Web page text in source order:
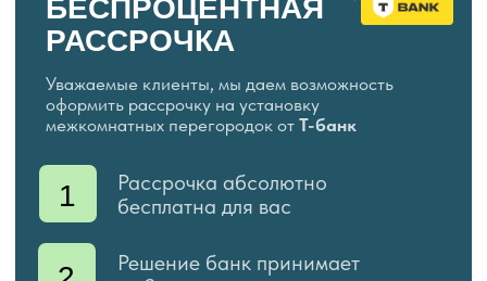
НАША КОМАНДА
налево направо